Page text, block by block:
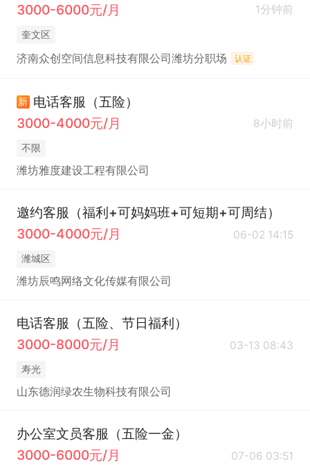
3000-6000元/月
1分钟前
奎文区
济南众创空间信息科技有限公司潍坊分职场 认证
新 电话客服（五险）
3000-4000元/月
8小时前
不限
潍坊雅度建设工程有限公司
邀约客服（福利+可妈妈班+可短期+可周结）
3000-4000元/月
06-02 14:15
潍城区
潍坊辰鸣网络文化传媒有限公司
电话客服（五险、节日福利）
3000-8000元/月
03-13 08:43
寿光
山东德润绿农生物科技有限公司
办公室文员客服（五险一金）
3000-6000元/月
07-06 03:51